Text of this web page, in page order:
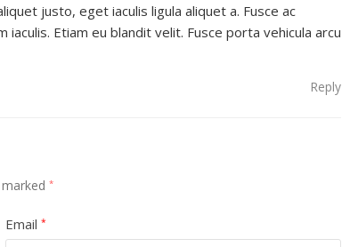
justo, eget iaculis ligula aliquet a. Fusce ac
Etiam eu blandit velit. Fusce porta vehicula arcu
Reply
*
Email *